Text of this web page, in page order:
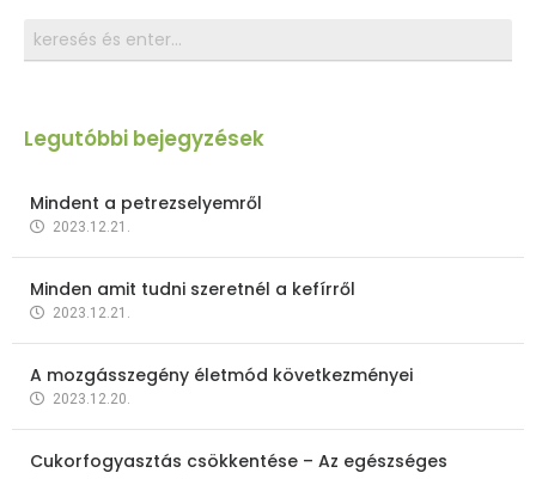
Legutóbbi bejegyzések
Mindent a petrezselyemről
2023.12.21.
Minden amit tudni szeretnél a kefírről
2023.12.21.
A mozgásszegény életmód következményei
2023.12.20.
Cukorfogyasztás csökkentése – Az egészséges